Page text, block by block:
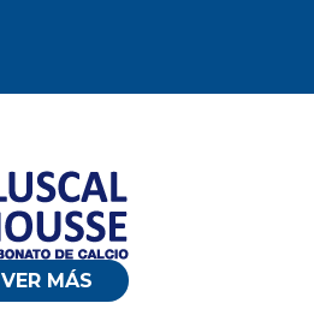
VER MÁS